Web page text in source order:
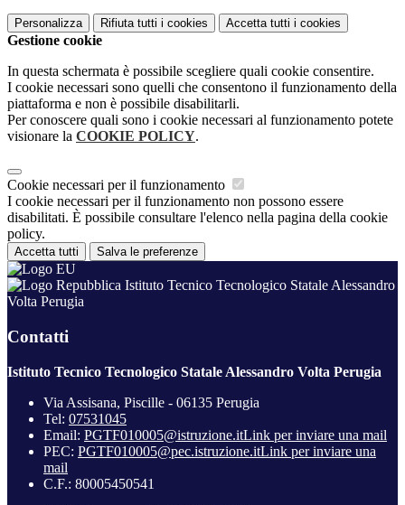
Personalizza Rifiuta tutti i cookies Accetta tutti i cookies
Gestione cookie
In questa schermata è possibile scegliere quali cookie consentire.
I cookie necessari sono quelli che consentono il funzionamento della
piattaforma e non è possibile disabilitarli.
Per conoscere quali sono i cookie necessari al funzionamento potete
visionare la COOKIE POLICY.
Cookie necessari per il funzionamento
I cookie necessari per il funzionamento non possono essere
disabilitati. È possibile consultare l'elenco nella pagina della cookie
policy.
Accetta tutti Salva le preferenze
Istituto Tecnico Tecnologico Statale Alessandro
Volta Perugia
Contatti
Istituto Tecnico Tecnologico Statale Alessandro Volta Perugia
Via Assisana, Piscille - 06135 Perugia
Tel: 07531045
Email: PGTF010005@istruzione.itLink per inviare una mail
PEC: PGTF010005@pec.istruzione.itLink per inviare una
mail
C.F.: 80005450541